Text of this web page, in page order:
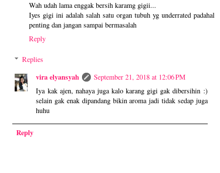
Wah udah lama enggak bersih karamg gigii...
Iyes gigi ini adalah salah satu organ tubuh yg underrated padahal
penting dan jangan sampai bermasalah
Reply
Replies
vira elyansyah
September 21, 2018 at 12:06 PM
Iya kak ajen, nahaya juga kalo karang gigi gak dibersihin :)
selain gak enak dipandang bikin aroma jadi tidak sedap juga
huhu
Reply